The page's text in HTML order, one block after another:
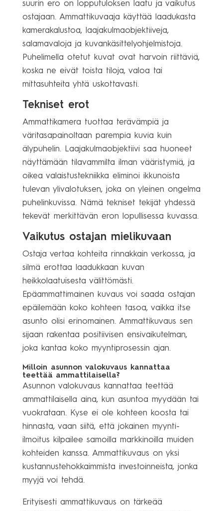
suurin ero on lopputuloksen laatu ja vaikutus
ostajaan. Ammattikuvaaja käyttää laadukasta
kamerakalustoa, laajakulmaobjektiiveja,
salamavaloja ja kuvankäsittelyohjelmistoja.
Puhelimella otetut kuvat ovat harvoin riittäviä,
koska ne eivät toista tiloja, valoa tai
mittasuhteita yhtä uskottavasti.
Tekniset erot
Ammattikamera tuottaa terävämpiä ja
väritasapainoltaan parempia kuvia kuin
älypuhelin. Laajakulmaobjektiivi saa huoneet
näyttämään tilavammilta ilman vääristymiä, ja
oikea valaistustekniikka eliminoi ikkunoista
tulevan ylivalotuksen, joka on yleinen ongelma
puhelinkuvissa. Nämä tekniset tekijät yhdessä
tekevät merkittävän eron lopullisessa kuvassa.
Vaikutus ostajan mielikuvaan
Ostaja vertaa kohteita rinnakkain verkossa, ja
silmä erottaa laadukkaan kuvan
heikkolaatuisesta välittömästi.
Epäammattimainen kuvaus voi saada ostajan
epäilemään koko kohteen tasoa, vaikka itse
asunto olisi erinomainen. Ammattikuvaus sen
sijaan rakentaa positiivisen ensivaikutelman,
joka kantaa koko myyntiprosessin ajan.
Milloin asunnon valokuvaus kannattaa
teettää ammattilaisella?
Asunnon valokuvaus kannattaa teettää
ammattilaisella aina, kun asuntoa myydään tai
vuokrataan. Kyse ei ole kohteen koosta tai
hinnasta, vaan siitä, että jokainen myynti-
ilmoitus kilpailee samoilla markkinoilla muiden
kohteiden kanssa. Ammattikuvaus on yksi
kustannustehokkaimmista investoinneista, jonka
myyjä voi tehdä.
Erityisesti ammattikuvaus on tärkeää